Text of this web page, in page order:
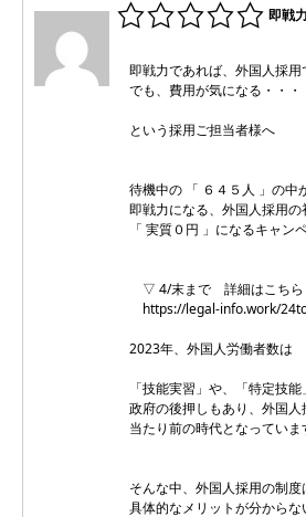
即戦
即戦力であれば、外国人採
でも、費用が気になる・・・
という採用ご担当者様へ
待機中の 「 ６４５人 」の中
即戦力になる、外国人採用の
「 実質０円 」になるキャン
▽ 4/末まで 詳細はこち
https://legal-info.work/
2023年、外国人労働者数は
「技能実習」や、「特定技能
政府の後押しもあり、外国人
当たり前の時代となっていま
そんな中、外国人採用の制度
具体的なメリットが分からな